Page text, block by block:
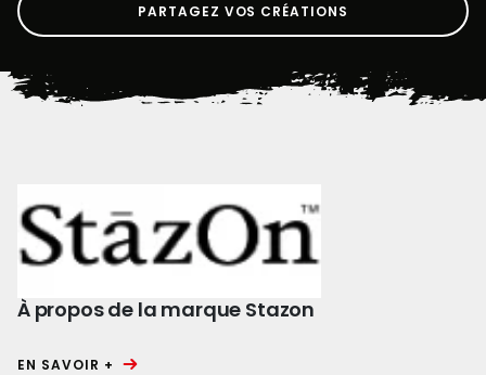
PARTAGEZ VOS CRÉATIONS
À propos de la marque Stazon
EN SAVOIR +